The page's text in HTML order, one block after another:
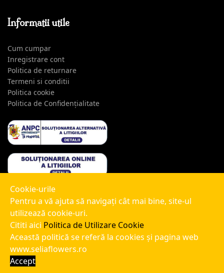
Informatii utile
Cum cumpar
Inregistrare cont
Politica de returnare
Termeni si conditii
Politica cookie
Politica de Confidențialitate
Selia Flowers - 2025
Toate drepturile rezervate
Website realizat de
Cookie-urile
Pentru a vă ajuta să navigaţi cât mai bine, site-ul
utilizează cookie-uri.
Cititi aici Politica de Utilizare Cookie
Această politică se referă la cookies și pagina web
www.seliaflowers.ro
Accept